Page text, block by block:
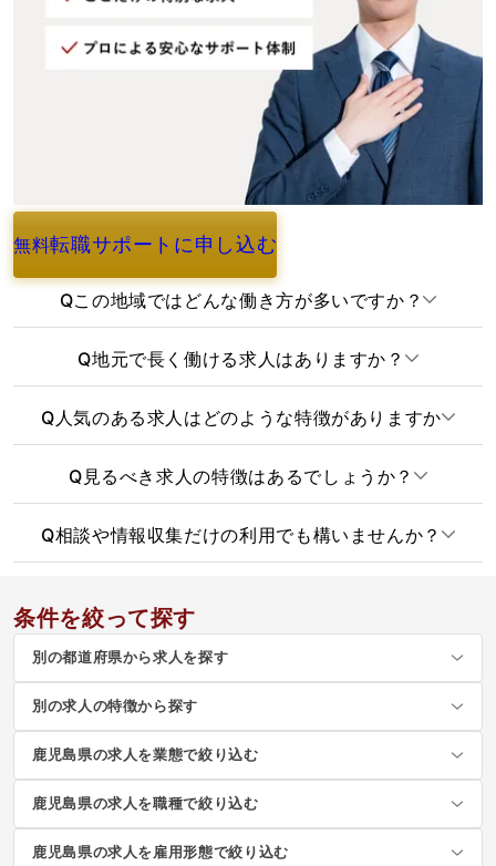
無料転職サポートに申し込む
よくあるご質問
Qこの地域ではどんな働き方が多いですか？
Q地元で長く働ける求人はありますか？
Q 人気のある求人はどのような特徴がありますか
Q 見るべき求人の特徴はあるでしょうか？
Q相談や情報収集だけの利用でも構いませんか？
条件を絞って探す
別の都道府県から求人を探す
別の求人の特徴から探す
鹿児島県の求人を業態で絞り込む
鹿児島県の求人を職種で絞り込む
鹿児島県の求人を雇用形態で絞り込む